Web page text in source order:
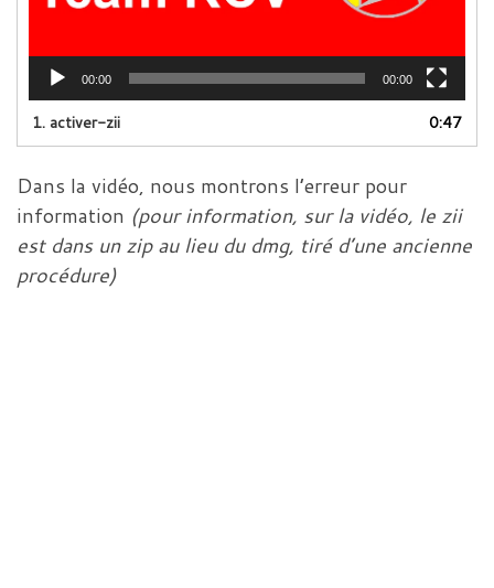
00:00 00:00
1. activer-zii 0:47
Dans la vidéo, nous montrons l’erreur pour
information (pour information, sur la vidéo, le zii
est dans un zip au lieu du dmg, tiré d’une ancienne
procédure)